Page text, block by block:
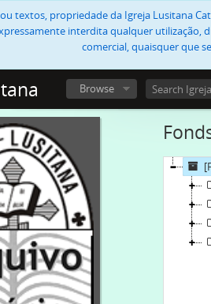
textos, propriedade da Igreja Lusitana
interdita qualquer utilização,
comercial, quaisquer que
Browse